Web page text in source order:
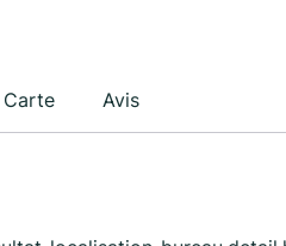
Carte Avis